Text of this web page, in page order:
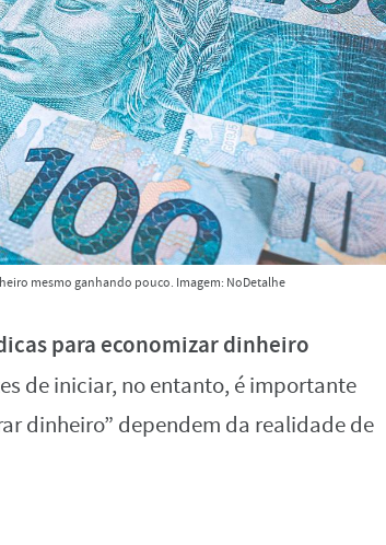
mesmo ganhando pouco. Imagem: NoDetalhe
para economizar dinheiro
de iniciar, no entanto, é importante
dinheiro” dependem da realidade de